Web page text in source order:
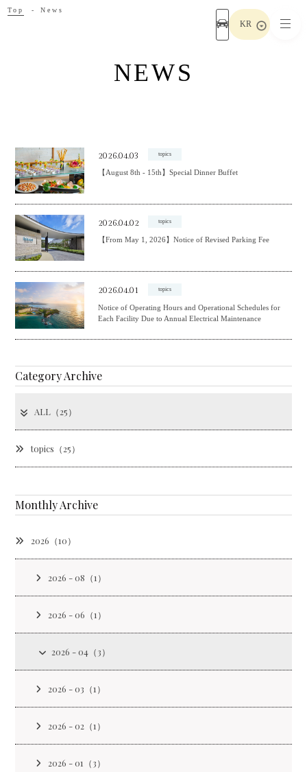
KR
Top News
NEWS
2026.04.03 topics
【August 8th - 15th】Special Dinner Buffet
2026.04.02 topics
【From May 1, 2026】Notice of Revised Parking Fee
2026.04.01 topics
Notice of Operating Hours and Operational Schedules for
Each Facility Due to Annual Electrical Maintenance
Category Archive
ALL（25）
topics（25）
Monthly Archive
2026（10）
2026 - 08（1）
2026 - 06（1）
2026 - 04（3）
2026 - 03（1）
2026 - 02（1）
2026 - 01（3）